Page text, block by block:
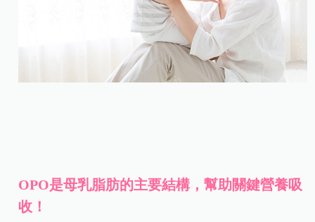
OPO是母乳脂肪的主要結構，幫助關鍵營養吸
收！